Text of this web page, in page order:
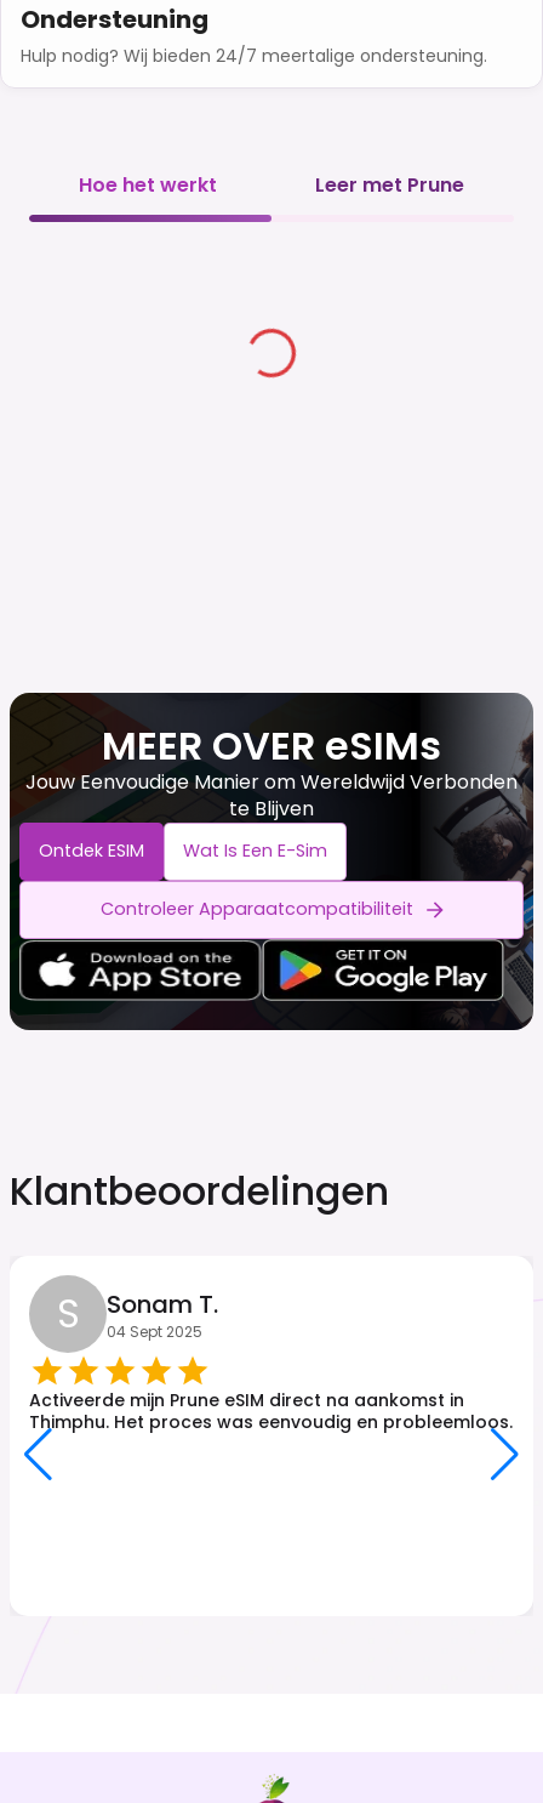
Ondersteuning
Hulp nodig? Wij bieden 24/7 meertalige ondersteuning.
Hoe het werkt Leer met Prune
MEER OVER eSIMs
Jouw Eenvoudige Manier om Wereldwijd Verbonden
te Blijven
Ontdek ESIM Wat Is Een E-Sim
Controleer Apparaatcompatibiliteit
Klantbeoordelingen
S Sonam T.
04 Sept 2025
Activeerde mijn Prune eSIM direct na aankomst in
Thimphu. Het proces was eenvoudig en probleemloos.